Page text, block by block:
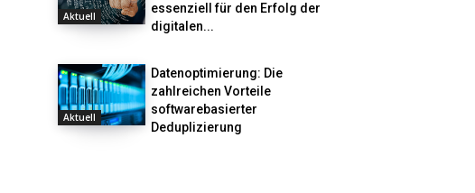
Aktuell
essenziell für den Erfolg der
digitalen...
Aktuell
Datenoptimierung: Die
zahlreichen Vorteile
softwarebasierter
Deduplizierung